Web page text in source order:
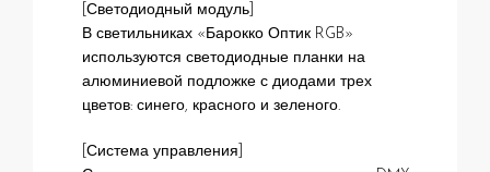
[Светодиодный модуль]
В светильниках «Барокко Оптик RGB»
используются светодиодные планки на
алюминиевой подложке с диодами трех
цветов: синего, красного и зеленого.
[Система управления]